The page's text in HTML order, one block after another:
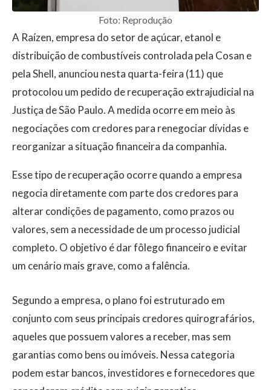
Foto: Reprodução
A Raízen, empresa do setor de açúcar, etanol e
distribuição de combustíveis controlada pela Cosan e
pela Shell, anunciou nesta quarta-feira (11) que
protocolou um pedido de recuperação extrajudicial na
Justiça de São Paulo. A medida ocorre em meio às
negociações com credores para renegociar dívidas e
reorganizar a situação financeira da companhia.
Esse tipo de recuperação ocorre quando a empresa
negocia diretamente com parte dos credores para
alterar condições de pagamento, como prazos ou
valores, sem a necessidade de um processo judicial
completo. O objetivo é dar fôlego financeiro e evitar
um cenário mais grave, como a falência.
Segundo a empresa, o plano foi estruturado em
conjunto com seus principais credores quirografários,
aqueles que possuem valores a receber, mas sem
garantias como bens ou imóveis. Nessa categoria
podem estar bancos, investidores e fornecedores que